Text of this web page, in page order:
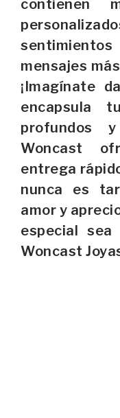
contienen
mensajes
¡Imagínate
encapsula
profundos y
Woncast
entrega
nunca es
amor y
especial
Woncast